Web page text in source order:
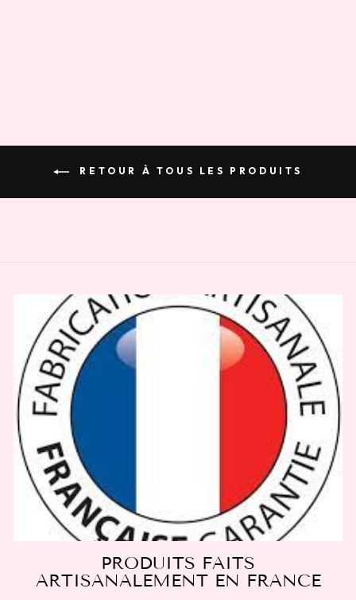
RETOUR À TOUS LES PRODUITS
PRODUITS FAITS
ARTISANALEMENT EN FRANCE